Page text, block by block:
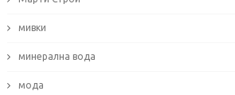
мивки
минерална вода
мода